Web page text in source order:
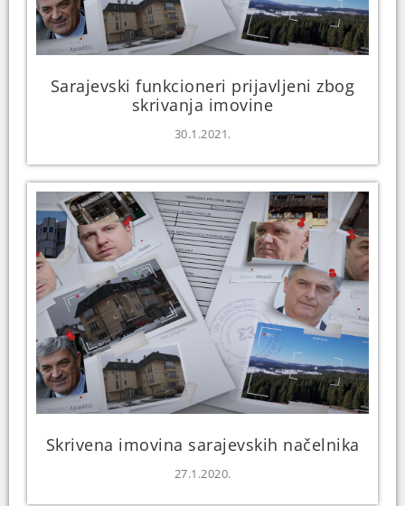
Sarajevski funkcioneri prijavljeni zbog
skrivanja imovine
30.1.2021.
Skrivena imovina sarajevskih načelnika
27.1.2020.